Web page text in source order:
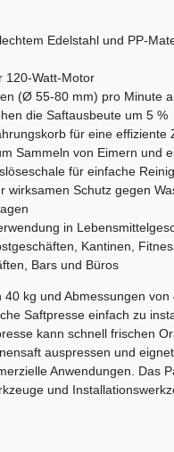
Edelstahl und PP-
120-Watt-Motor
(Ø 55-80 mm) pro Minute
die Saftausbeute um 5 %
für eine effiziente
Sammeln von Eimern und
für einfache
wirksamen Schutz gegen
in
Kantinen,
Bars und Büros
40 kg und Abmessungen von
Saftpresse einfach zu
kann schnell frischen
auspressen und
Anwendungen. Das
und